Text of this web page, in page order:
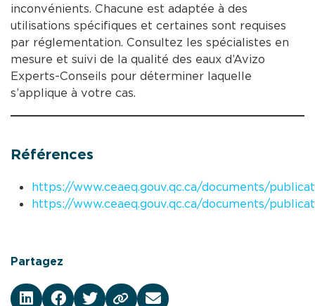
inconvénients. Chacune est adaptée à des
utilisations spécifiques et certaines sont requises
par réglementation. Consultez les spécialistes en
mesure et suivi de la qualité des eaux d’Avizo
Experts-Conseils pour déterminer laquelle
s’applique à votre cas.
Références
https://www.ceaeq.gouv.qc.ca/documents/
https://www.ceaeq.gouv.qc.ca/documents/
Partagez